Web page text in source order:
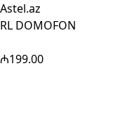
Astel.az
RL DOMOFON
₼199.00